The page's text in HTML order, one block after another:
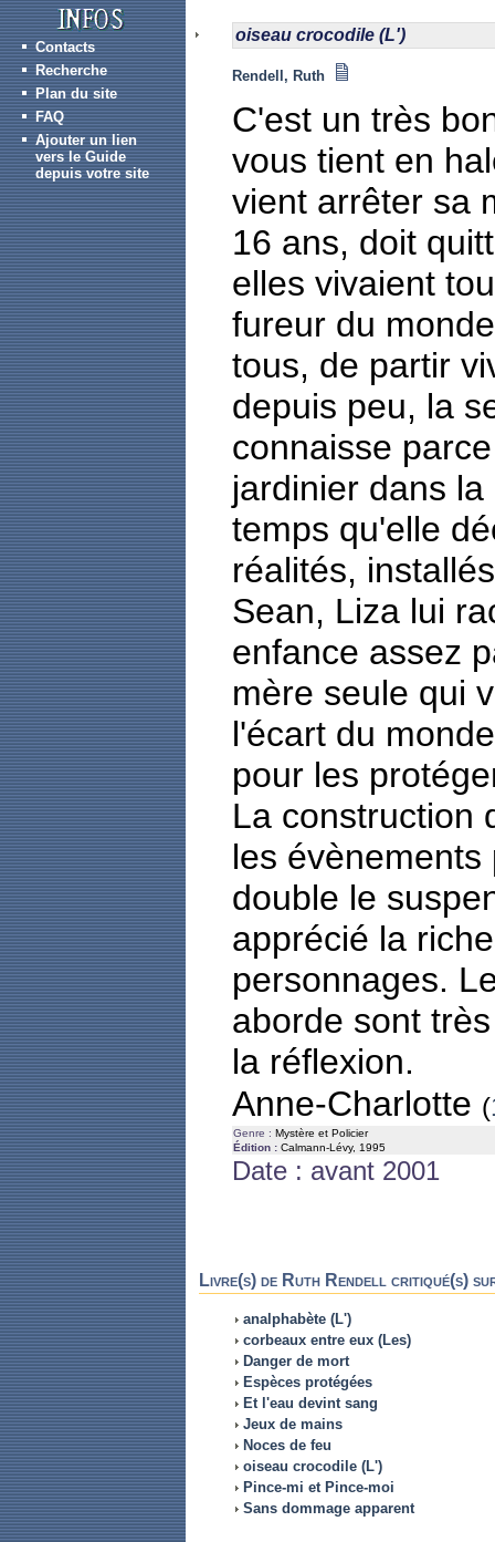
Contacts
Recherche
Plan du site
FAQ
Ajouter un lien
vers le Guide
depuis votre site
oiseau crocodile (L')
Rendell, Ruth
C'est un très
vous tient en
vient arrêter sa
16 ans, doit
elles vivaient
fureur du
tous, de partir
depuis peu, la
connaisse
jardinier dans
temps qu'elle
réalités,
Sean, Liza lui
enfance assez
mère seule qui
l'écart du
pour les
La construction
les
double le
apprécié la
personnages.
aborde sont
la réflexion.
Anne-Charlotte (
Genre : Mystère et Policier
Édition : Calmann-Lévy, 1995
Date : avant 2001
Livre(s) de Ruth Rendell critiqué(s)
analphabète (L')
corbeaux entre eux (Les)
Danger de mort
Espèces protégées
Et l'eau devint sang
Jeux de mains
Noces de feu
oiseau crocodile (L')
Pince-mi et Pince-moi
Sans dommage apparent